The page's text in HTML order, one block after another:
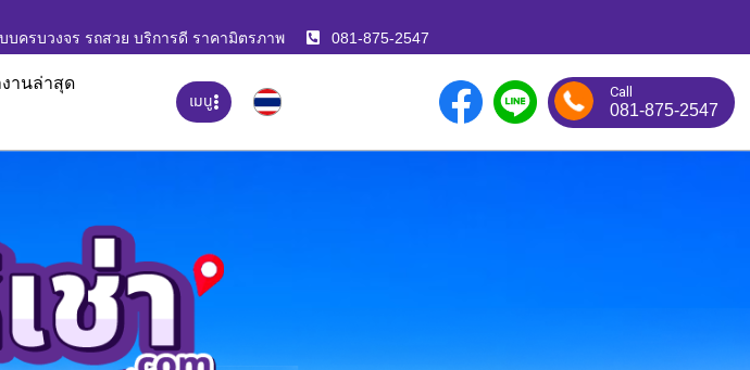
ครบวงจร รถสวย บริการดี ราคามิตรภาพ 081-875-2547
งานล่าสุด
เมนู Call
081-875-2547